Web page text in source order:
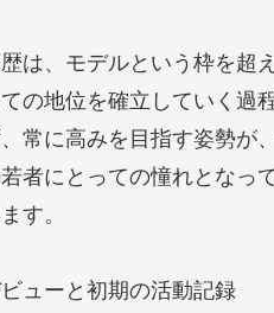
は、モデルという枠を超
の地位を確立していく過
常に高みを目指す姿勢が
者にとっての憧れとなっ
す。
ューと初期の活動記録